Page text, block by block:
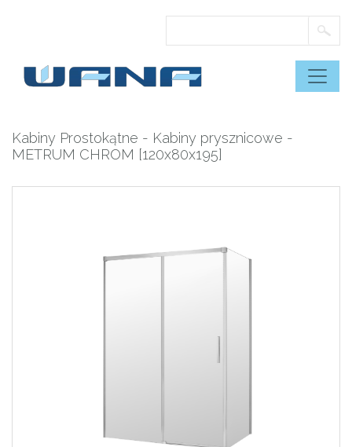
Kabiny Prostokątne - Kabiny prysznicowe -
METRUM CHROM [120x80x195]